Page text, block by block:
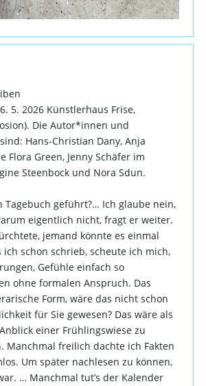
5. 2026 Künstlerhaus Frise,
Die Autor*innen und
Hans-Christian Dany, Anja
Flora Green, Jenny Schäfer im
Steenbock und Nora Sdun.
Tagebuch geführt?… Ich glaube nein,
eigentlich nicht, fragt er weiter.
jemand könnte es einmal
ich schon schrieb, scheute ich mich,
Gefühle einfach so
ohne formalen Anspruch. Das
Form, wäre das nicht schon
für Sie gewesen? Das wäre als
einer Frühlingswiese zu
Manchmal freilich dachte ich Fakten
Um später nachlesen zu können,
… Manchmal tut’s der Kalender